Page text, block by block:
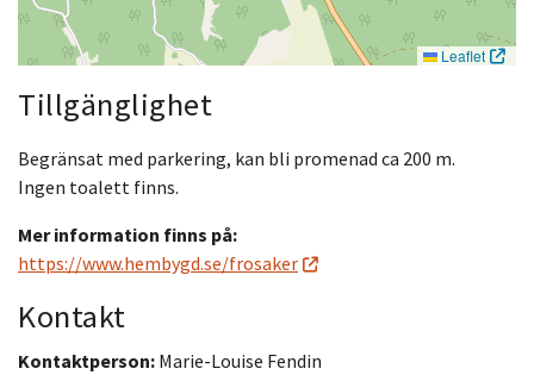
Leaflet
Tillgänglighet
Begränsat med parkering, kan bli promenad ca 200 m.
Ingen toalett finns.
Mer information finns på:
https://www.hembygd.se/frosaker
Kontakt
Kontaktperson: Marie-Louise Fendin